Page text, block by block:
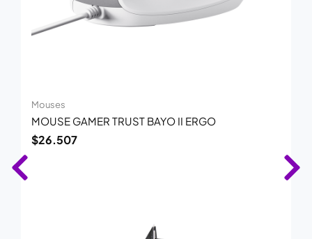
Mouses
MOUSE GAMER TRUST BAYO II ERGO
$26.507